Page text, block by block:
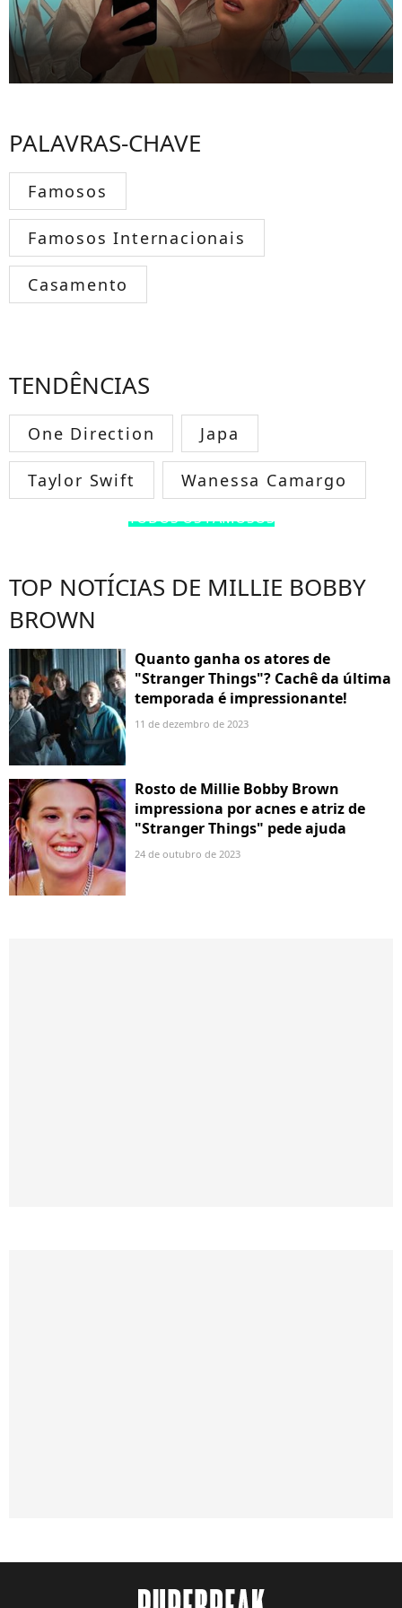
PALAVRAS-CHAVE
Famosos
Famosos Internacionais
Casamento
TENDÊNCIAS
One Direction Japa
Taylor Swift Wanessa Camargo
TODOS OS FAMOSOS
TOP NOTÍCIAS DE MILLIE BOBBY
BROWN
Quanto ganha os atores de
"Stranger Things"? Cachê da última
temporada é impressionante!
11 de dezembro de 2023
Rosto de Millie Bobby Brown
impressiona por acnes e atriz de
"Stranger Things" pede ajuda
24 de outubro de 2023